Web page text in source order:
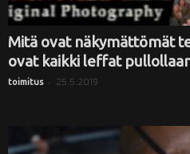
Mitä ovat näkymättömät
ovat kaikki leffat
toimitus - 25.5.2019